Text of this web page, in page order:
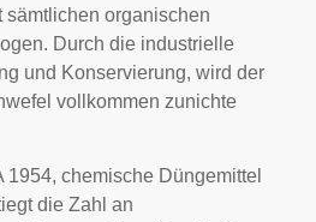
sämtlichen organischen
Durch die industrielle
und Konservierung, wird der
vollkommen zunichte
1954, chemische Düngemittel
die Zahl an